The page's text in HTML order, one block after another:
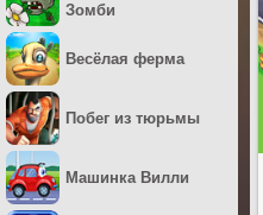
Зомби
Весёлая ферма
Побег из тюрьмы
Машинка Вилли